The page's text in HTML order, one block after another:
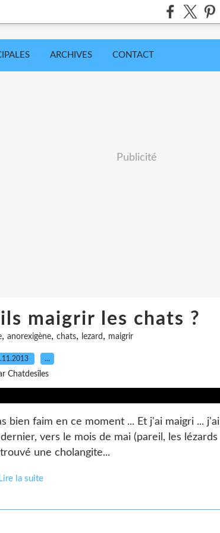
ARCHIVES CONTACT
Publicité
maigrir les chats ?
, anorexigène, chats, lezard , maigrir
…
Chatdesîles
bien faim en ce moment ... Et j'ai maigri ... j'ai
vers le mois de mai (pareil, les lézards
une cholangite...
Lire la suite